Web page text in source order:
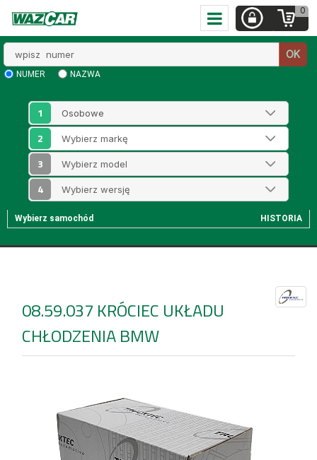
0
numer
OK
NUMER NAZWA
1
2
3
4
Wybierz samochód HISTORIA
08.59.037 KRÓCIEC UKŁADU
CHŁODZENIA BMW